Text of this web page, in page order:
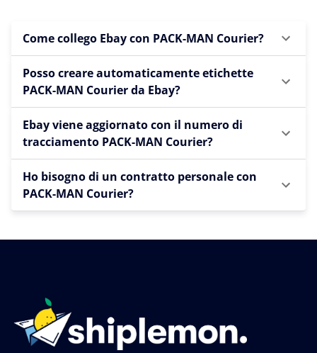
Come collego Ebay con PACK-MAN Courier?
Posso creare automaticamente etichette
PACK-MAN Courier da Ebay?
Ebay viene aggiornato con il numero di
tracciamento PACK-MAN Courier?
Ho bisogno di un contratto personale con
PACK-MAN Courier?